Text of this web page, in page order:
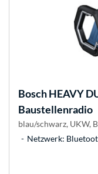
BoschHEAVY
Baustellenradio
blau/schwarz, UKW,
Netzwerk: